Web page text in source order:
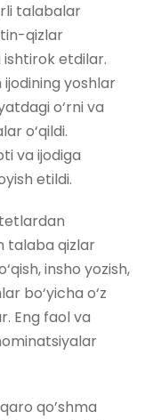
talabalar
qizlar
etdilar.
yoshlar
o‘rni va
o‘qildi.
va ijodiga
etildi.
talaba qizlar
insho yozish,
bo‘yicha o‘z
Eng faol va
qo’shma